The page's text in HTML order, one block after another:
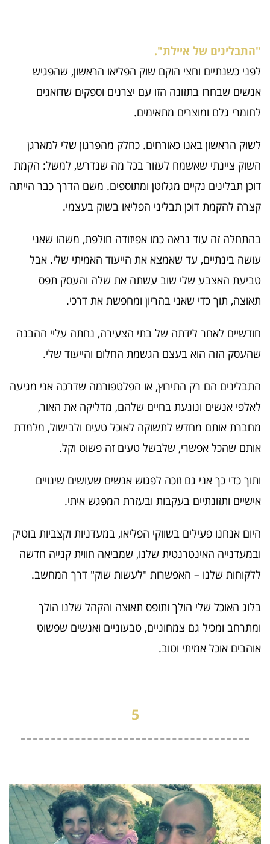
"התבלינים של איילת".
לפני כשנתיים וחצי הוקם שוק הפליאו הראשון, שהפגיש
אנשים שבחרו בתזונה הזו עם יצרנים וספקים שדואגים
לחומרי גלם ומוצרים מתאימים.
לשוק הראשון באנו כאורחים. כחלק מהפרגון שלי למארגן
השוק ציינתי שאשמח לעזור בכל מה שנדרש, למשל: הקמת
דוכן תבלינים נקיים מגלוטן ומתוספים. משם הדרך כבר הייתה
קצרה להקמת דוכן תבליני הפליאו בשוק בעצמי.
בהתחלה זה עוד נראה כמו אפיזודה חולפת, משהו שאני
עושה בינתיים, עד שאמצא את הייעוד האמיתי שלי. אבל
טביעת האצבע שלי שוב עשתה את שלה והעסק תפס
תאוצה, תוך כדי שאני בהריון ומחפשת את דרכי.
חודשיים לאחר לידתה של בתי הצעירה, נחתה עליי ההבנה
שהעסק הזה הוא בעצם הגשמת החלום והייעוד שלי.
התבלינים הם רק התירוץ, או הפלטפורמה שדרכה אני מגיעה
לאלפי אנשים ונוגעת בחיים שלהם, מדליקה את האור,
מחברת אותם מחדש לתשוקה לאוכל טעים ולבישול, מלמדת
אותם שהכל אפשרי, שלבשל טעים זה פשוט וקל.
ותוך כדי כך אני גם זוכה לפגוש אנשים שעושים שינויים
אישיים ותזונתיים בעקבות ובעזרת המפגש איתי.
היום אנחנו פעילים בשווקי הפליאו, במעדניות וקצביות בוטיק
ובמעדנייה האינטרנטית שלנו, שמביאה חווית קנייה חדשה
ללקוחות שלנו – האפשרות "לעשות שוק" דרך המחשב.
בלוג האוכל שלי הולך ותופס תאוצה והקהל שלנו הולך
ומתרחב ומכיל גם צמחוניים, טבעוניים ואנשים שפשוט
אוהבים אוכל אמיתי וטוב.
5